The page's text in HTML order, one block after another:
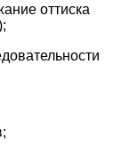
оттиска